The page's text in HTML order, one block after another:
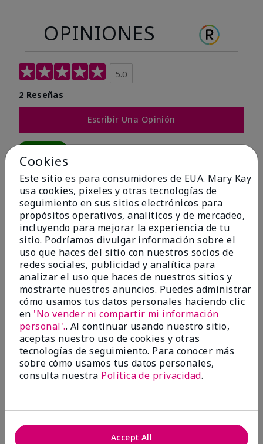
OPINIONES
5.0
2 Reseñas
Escribir Una Opinión
de los encuestados recomendaría a un amigo.
5 estrellas
2
4 estrellas
0
3 estrellas
0
2 estrellas
1 estrella
0
Evaluado por 2 clientes
Cookies
Este sitio es para consumidores de EUA. Mary Kay
usa cookies, pixeles y otras tecnologías de
seguimiento en sus sitios electrónicos para
propósitos operativos, analíticos y de mercadeo,
incluyendo para mejorar la experiencia de tu
sitio. Podríamos divulgar información sobre el
uso que haces del sitio con nuestros socios de
redes sociales, publicidad y analítica para
analizar el uso que haces de nuestros sitios y
mostrarte nuestros anuncios. Puedes administrar
cómo usamos tus datos personales haciendo clic
en 'No vender ni compartir mi información
personal'.. Al continuar usando nuestro sitio,
aceptas nuestro uso de cookies y otras
tecnologías de seguimiento. Para conocer más
sobre cómo usamos tus datos personales,
consulta nuestra Política de privacidad.
Accept All